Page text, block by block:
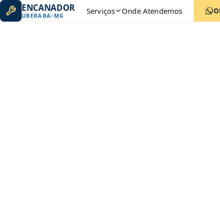
ENCANADOR
UBERABA- MG Serviços Onde Atendemos